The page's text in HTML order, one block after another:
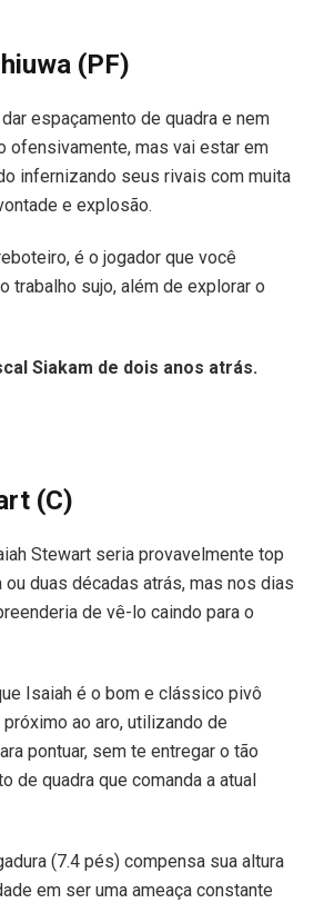
(PF)
espaçamento de quadra e nem
ofensivamente, mas vai estar em
infernizando seus rivais com muita
e explosão.
é o jogador que você
trabalho sujo, além de explorar o
Siakam de dois anos atrás.
(C)
Stewart seria provavelmente top
ou duas décadas atrás, mas nos dias
de vê-lo caindo para o
Isaiah é o bom e clássico pivô
ao aro, utilizando de
pontuar, sem te entregar o tão
de quadra que comanda a atual
(7.4 pés) compensa sua altura
em ser uma ameaça constante